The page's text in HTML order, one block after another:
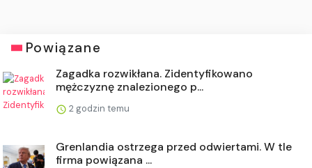
Powiązane
Zagadka rozwikłana. Zidentyfikowano
mężczyznę znalezionego p...
2 godzin temu
Grenlandia ostrzega przed odwiertami. W tle
firma powiązana ...